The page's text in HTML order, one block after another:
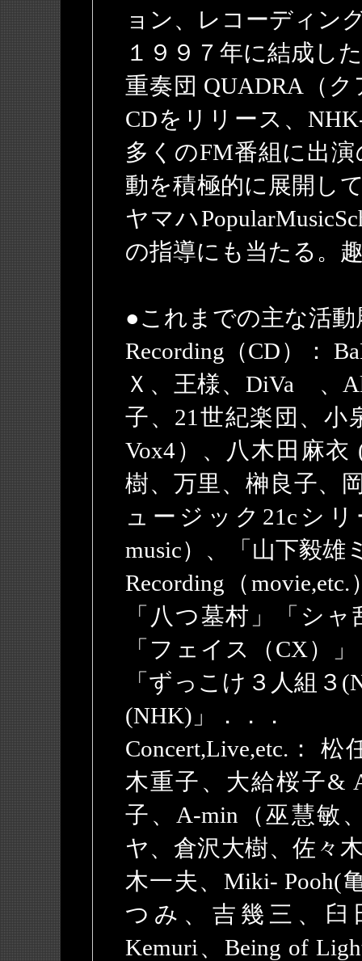
ョン、レコーディン
１９９７年に結成し
重奏団 QUADRA（
CDをリリース、
多くのFM番組に出
動を積極的に展開し
ヤマハ
の指導にも当たる。
●これまでの主な活動
Recording（CD）：
Ｘ、王様、DiVa 、
子、21世紀楽団、小
Vox4）、八木田麻衣
樹、万里、榊良子、
ュージック21cシ
music）、「山下毅雄
Recording（
「八つ墓村」「シ
「フェイス（CX）
「ずっこけ３人組３
(NHK)」．．．
Concert,Live,etc.：
木重子、大給桜子&
子、A-min（巫慧敏
ヤ、倉沢大樹、佐々
木一夫、Miki- Pooh(
つみ、吉幾三、臼
Kemuri、Being of